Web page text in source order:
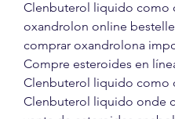
Clenbuterol liquido como
oxandrolon online
comprar oxandrolona
Compre esteroides en
Clenbuterol liquido como
Clenbuterol liquido onde